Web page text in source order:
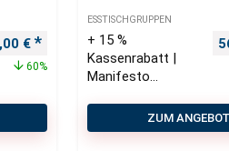
Preis war: 2.770,00 €
€ Aktueller Preis ist: 1.115,00
60%
ESSTISCHGRUPPEN
+ 15 %
Kassenrabatt |
Manifesto
Gartenmöbel-Set
ZUM ANGEBOT